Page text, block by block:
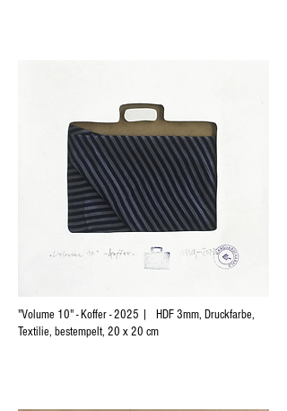
"Volume 10" - Koffer - 2025 | HDF 3mm, Druckfarbe,
Textilie, bestempelt, 20 x 20 cm